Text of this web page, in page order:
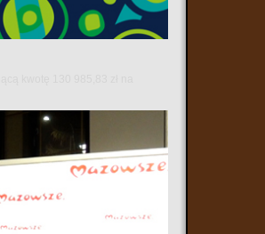
kwotę 130 985,83 zł na